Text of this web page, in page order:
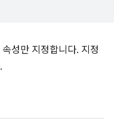
성만 지정합니다. 지정